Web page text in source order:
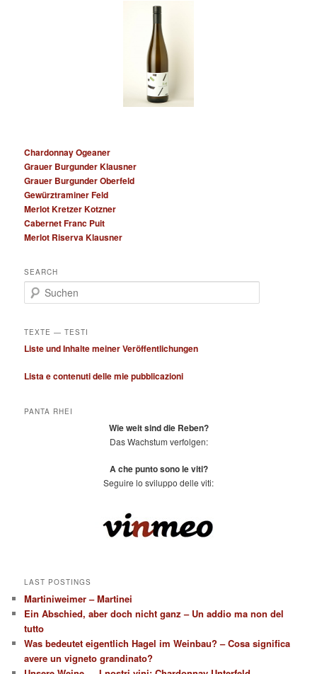
Chardonnay Ogeaner
Grauer Burgunder Klausner
Grauer Burgunder Oberfeld
Gewürztraminer Feld
Merlot Kretzer Kotzner
Cabernet Franc Puit
Merlot Riserva Klausner
SEARCH
u
h
n
TEXTE — TESTI
Liste und Inhalte meiner Veröffentlichungen
Lista e contenuti delle mie pubblicazioni
PANTA RHEI
Wie weit sind die Reben?
Das Wachstum verfolgen:
A che punto sono le viti?
Seguire lo sviluppo delle viti:
LAST POSTINGS
Martiniweimer – Martinei
Ein Abschied, aber doch nicht ganz – Un addio ma non del
tutto
Was bedeutet eigentlich Hagel im Weinbau? – Cosa significa
avere un vigneto grandinato?